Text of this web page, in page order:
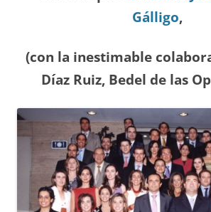
Gálligo,
(con la inestimable
Díaz Ruiz, Bedel de las